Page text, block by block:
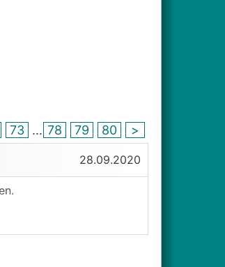
73 ... 78 79 80 >
28.09.2020